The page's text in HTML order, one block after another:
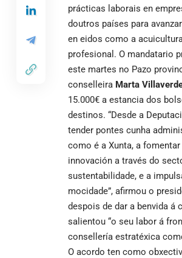
prácticas laborais en
doutros países para
en eidos como a
profesional. O mandatario
este martes no Pazo
conselleira Marta
15.000€ a estancia dos
destinos. “Desde a
tender pontes cunha
como é a Xunta, a
innovación a través do
sustentabilidade, e a
mocidade”, afirmou o
despois de dar a benvida á
salientou “o seu labor á
consellería estratéxica
O acordo ten como